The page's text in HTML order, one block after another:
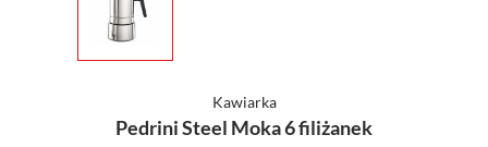
Kawiarka
Pedrini Steel Moka 6 filiżanek